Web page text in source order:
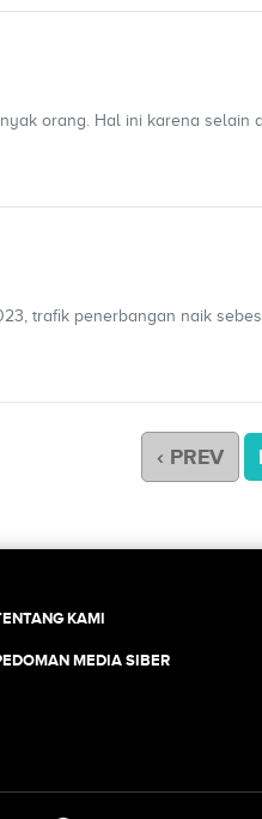
orang. Hal ini karena selain
trafik penerbangan naik
‹ PREV
KAMI
MEDIA SIBER